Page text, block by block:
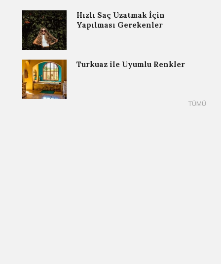
Hızlı Saç Uzatmak İçin
Yapılması Gerekenler
Turkuaz ile Uyumlu Renkler